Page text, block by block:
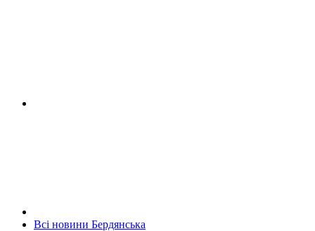
Всі новини Бердянська